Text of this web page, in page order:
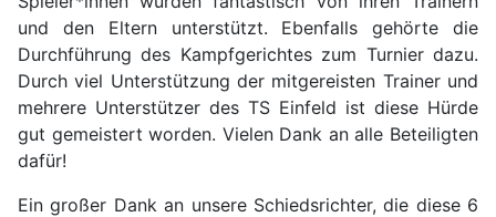
und den Eltern unterstützt. Ebenfalls gehörte die
Durchführung des Kampfgerichtes zum Turnier dazu.
Durch viel Unterstützung der mitgereisten Trainer und
mehrere Unterstützer des TS Einfeld ist diese Hürde
gut gemeistert worden. Vielen Dank an alle Beteiligten
dafür!
Ein großer Dank an unsere Schiedsrichter, die diese 6